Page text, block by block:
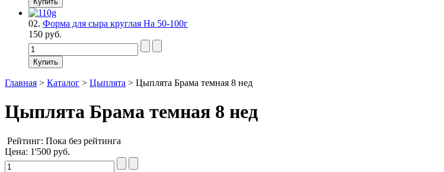
02. Форма для сыра круглая На 50-100г
150 руб.
Главная > Каталог > Цыплята > Цыплята Брама темная 8 нед
Цыплята Брама темная 8 нед
Рейтинг: Пока без рейтинга
Цена: 1'500 руб.